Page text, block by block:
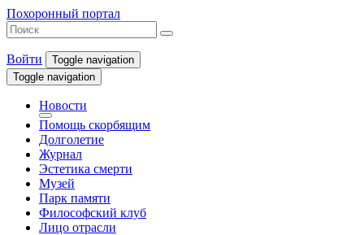
Похоронный портал
Войти
Toggle navigation
Toggle navigation
Новости
Помощь скорбящим
Долголетие
Журнал
Эстетика смерти
Музей
Парк памяти
Философский клуб
Лицо отрасли